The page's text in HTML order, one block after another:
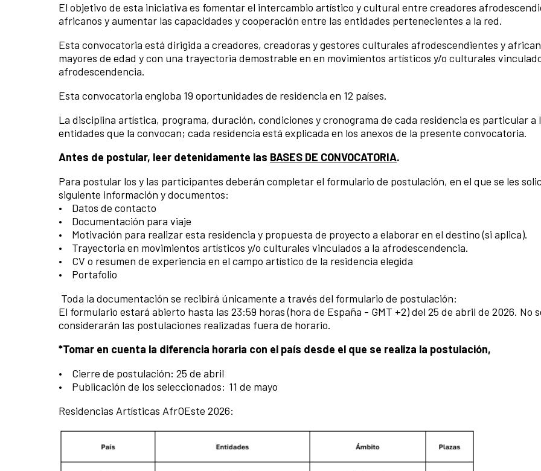
El objetivo de esta iniciativa es fomentar el intercambio artístico y cultural entre creadores
africanos y aumentar las capacidades y cooperación entre las entidades pertenecientes a la red.
Esta convocatoria está dirigida a creadores, creadoras y gestores culturales afrodescendientes y
mayores de edad y con una trayectoria demostrable en en movimientos artísticos y/o culturales
afrodescendencia.
Esta convocatoria engloba 19 oportunidades de residencia en 12 países.
La disciplina artística, programa, duración, condiciones y cronograma de cada residencia es particular a
entidades que la convocan; cada residencia está explicada en los anexos de la presente convocatoria.
Antes de postular, leer detenidamente las BASES DE CONVOCATORIA.
Para postular los y las participantes deberán completar el formulario de postulación, en el que se les
siguiente información y documentos:
• Datos de contacto
• Documentación para viaje
• Motivación para realizar esta residencia y propuesta de proyecto a elaborar en el destino (si aplica).
• Trayectoria en movimientos artísticos y/o culturales vinculados a la afrodescendencia.
• CV o resumen de experiencia en el campo artístico de la residencia elegida
• Portafolio
Toda la documentación se recibirá únicamente a través del formulario de postulación:
El formulario estará abierto hasta las 23:59 horas (hora de España - GMT +2) del 25 de abril de 2026. No
considerarán las postulaciones realizadas fuera de horario.
*Tomar en cuenta la diferencia horaria con el país desde el que se realiza la postulación,
• Cierre de postulación: 25 de abril
• Publicación de los seleccionados: 11 de mayo
Residencias Artísticas AfrOEste 2026: